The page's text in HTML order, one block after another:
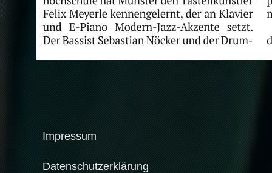
Impressum
Datenschutzerklärung